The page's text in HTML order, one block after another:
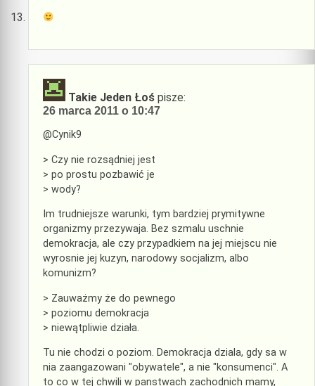
Takie Jeden Łoś pisze:
26 marca 2011 o 10:47
@Cynik9
> Czy nie rozsądniej jest
> po prostu pozbawić je
> wody?
Im trudniejsze warunki, tym bardziej prymitywne
organizmy przezywaja. Bez szmalu uschnie
demokracja, ale czy przypadkiem na jej miejscu nie
wyrosnie jej kuzyn, narodowy socjalizm, albo
komunizm?
> Zauważmy że do pewnego
> poziomu demokracja
> niewątpliwie działa.
Tu nie chodzi o poziom. Demokracja dziala, gdy sa w
nia zaangazowani "obywatele", a nie "konsumenci". A
to co w tej chwili w panstwach zachodnich mamy,